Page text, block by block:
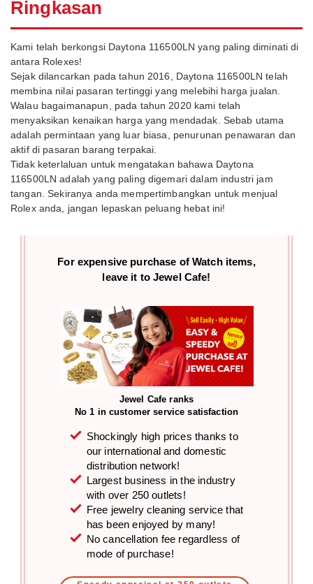
Ringkasan
Kami telah berkongsi Daytona 116500LN yang paling diminati di
antara Rolexes!
Sejak dilancarkan pada tahun 2016, Daytona 116500LN telah
membina nilai pasaran tertinggi yang melebihi harga jualan.
Walau bagaimanapun, pada tahun 2020 kami telah
menyaksikan kenaikan harga yang mendadak. Sebab utama
adalah permintaan yang luar biasa, penurunan penawaran dan
aktif di pasaran barang terpakai.
Tidak keterlaluan untuk mengatakan bahawa Daytona
116500LN adalah yang paling digemari dalam industri jam
tangan. Sekiranya anda mempertimbangkan untuk menjual
Rolex anda, jangan lepaskan peluang hebat ini!
For expensive purchase of Watch items,
leave it to Jewel Cafe!
Jewel Cafe ranks
No 1 in customer service satisfaction
Shockingly high prices thanks to
our international and domestic
distribution network!
Largest business in the industry
with over 250 outlets!
Free jewelry cleaning service that
has been enjoyed by many!
No cancellation fee regardless of
mode of purchase!